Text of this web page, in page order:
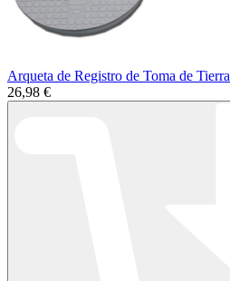
Arqueta de Registro de Toma de Tierra
26,98 €